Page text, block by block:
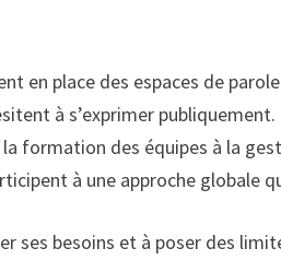
en place des espaces de
à s’exprimer
formation des équipes à la
à une approche globale
ses besoins et à poser des